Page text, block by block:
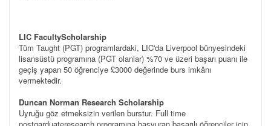
LIC FacultyScholarship
Tüm Taught (PGT) programlardaki, LIC'da Liverpool bünyesindeki
lisansüstü programına (PGT olanlar) %70 ve üzeri başarı puanı ile
geçiş yapan 50 öğrenciye £3000 değerinde burs imkânı
vermektedir.
Duncan Norman Research Scholarship
Uyruğu göz etmeksizin verilen burstur. Full time